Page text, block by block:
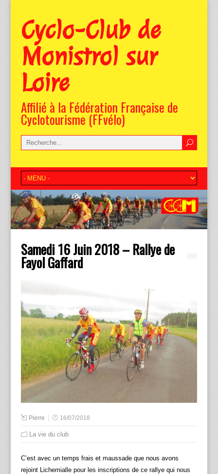
Cyclo-Club de
Monistrol sur
Loire
Affilié à la Fédération Française de
Cyclotourisme (FFvélo)
Samedi 16 Juin 2018 – Rallye de
Fayol Gaffard
Pierre 16/07/2018
La vie du club
C’est avec un temps frais et maussade que nous avons
rejoint Lichemialle pour les inscriptions de ce rallye qui nous